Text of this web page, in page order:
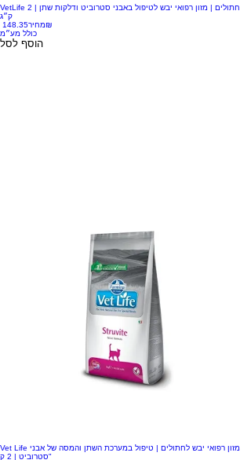
VetLife חתולים | מזון רפואי יבש לטיפול באבני סטרוביט ודלקות שתן | 2
ק״ג
מחיר‏148.35 ‏₪
כולל מע״מ
הוסף לסל
Vet Life מזון רפואי יבש לחתולים | טיפול במערכת השתן והמסה של אבני
סטרוביט | 2 ק"